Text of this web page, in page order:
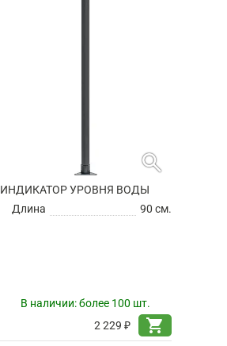
search
ИНДИКАТОР УРОВНЯ ВОДЫ
Длина
90 см.
В наличии:более 100 шт.
2 229 ₽
shopping_cart